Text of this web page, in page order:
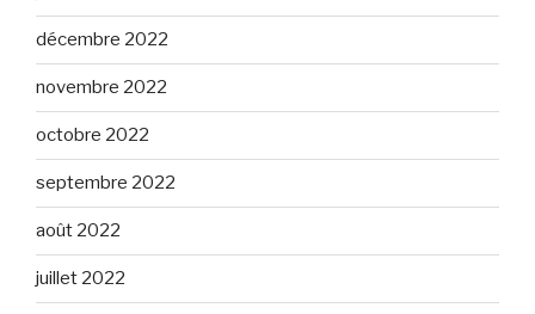
décembre 2022
novembre 2022
octobre 2022
septembre 2022
août 2022
juillet 2022